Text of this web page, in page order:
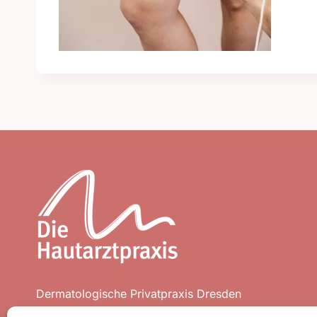
Dermatologische Privatpraxis Dresden